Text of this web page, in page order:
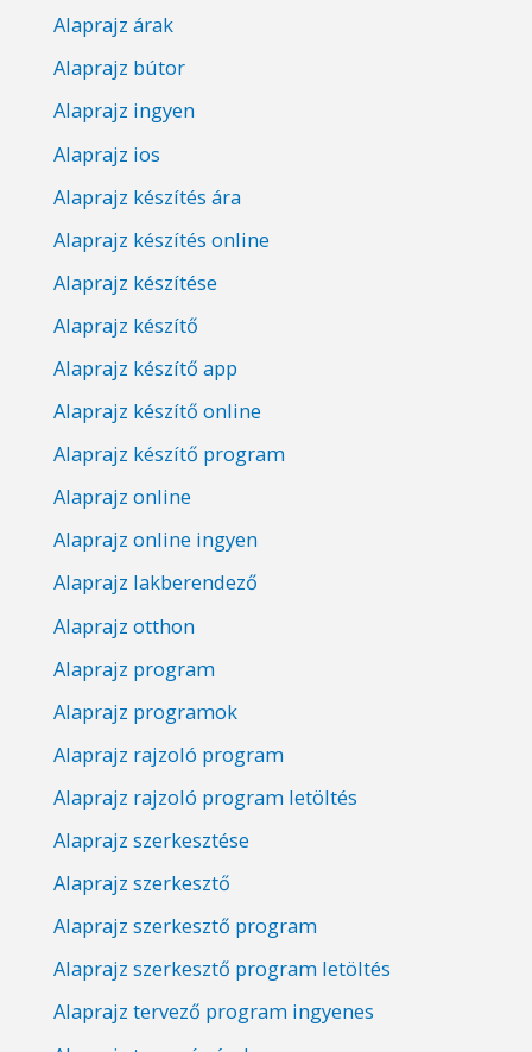
Alaprajz árak
Alaprajz bútor
Alaprajz ingyen
Alaprajz ios
Alaprajz készítés ára
Alaprajz készítés online
Alaprajz készítése
Alaprajz készítő
Alaprajz készítő app
Alaprajz készítő online
Alaprajz készítő program
Alaprajz online
Alaprajz online ingyen
Alaprajz lakberendező
Alaprajz otthon
Alaprajz program
Alaprajz programok
Alaprajz rajzoló program
Alaprajz rajzoló program letöltés
Alaprajz szerkesztése
Alaprajz szerkesztő
Alaprajz szerkesztő program
Alaprajz szerkesztő program letöltés
Alaprajz tervező program ingyenes